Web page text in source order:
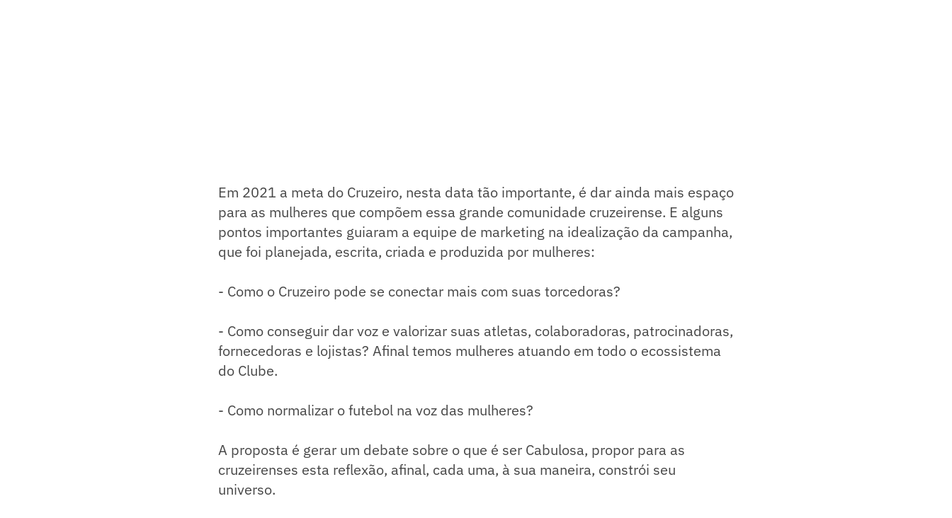
Em 2021 a meta do Cruzeiro, nesta data tão importante, é dar ainda mais espaço
para as mulheres que compõem essa grande comunidade cruzeirense. E alguns
pontos importantes guiaram a equipe de marketing na idealização da campanha,
que foi planejada, escrita, criada e produzida por mulheres:
- Como o Cruzeiro pode se conectar mais com suas torcedoras?
- Como conseguir dar voz e valorizar suas atletas, colaboradoras, patrocinadoras,
fornecedoras e lojistas? Afinal temos mulheres atuando em todo o ecossistema
do Clube.
- Como normalizar o futebol na voz das mulheres?
A proposta é gerar um debate sobre o que é ser Cabulosa, propor para as
cruzeirenses esta reflexão, afinal, cada uma, à sua maneira, constrói seu
universo.